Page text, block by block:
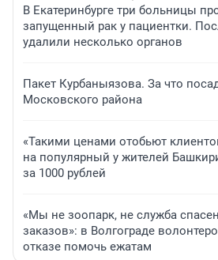
В Екатеринбурге три больницы
запущенный рак у пациентки.
удалили несколько органов
Пакет Курбаныязова. За что
Московского района
«Такими ценами отобьют
на популярный у жителей
за 1000 рублей
«Мы не зоопарк, не служба
заказов»: в Волгограде
отказе помочь ежатам